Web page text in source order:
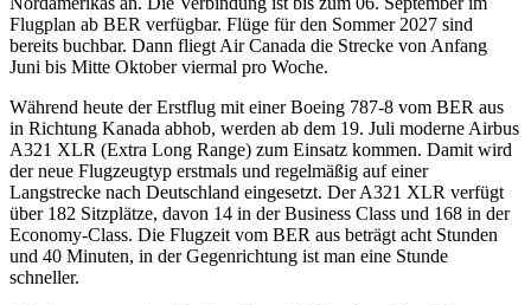
Flugplan ab BER verfügbar. Flüge für den Sommer 2027 sind
bereits buchbar. Dann fliegt Air Canada die Strecke von Anfang
Juni bis Mitte Oktober viermal pro Woche.
Während heute der Erstflug mit einer Boeing 787-8 vom BER aus
in Richtung Kanada abhob, werden ab dem 19. Juli moderne Airbus
A321 XLR (Extra Long Range) zum Einsatz kommen. Damit wird
der neue Flugzeugtyp erstmals und regelmäßig auf einer
Langstrecke nach Deutschland eingesetzt. Der A321 XLR verfügt
über 182 Sitzplätze, davon 14 in der Business Class und 168 in der
Economy-Class. Die Flugzeit vom BER aus beträgt acht Stunden
und 40 Minuten, in der Gegenrichtung ist man eine Stunde
schneller.